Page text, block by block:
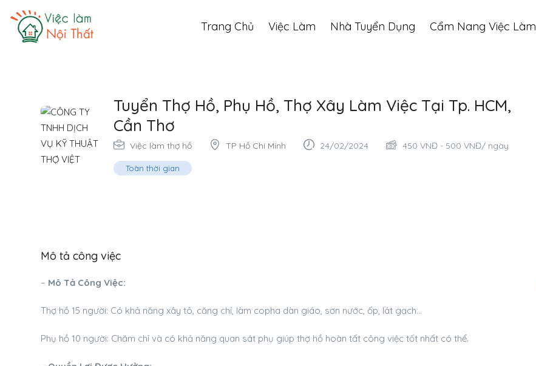
Trang Chủ Việc Làm Nhà Tuyển Dụng Cẩm Nang Việc Làm
Tuyển Thợ Hồ, Phụ Hồ, Thợ Xây Làm Việc Tại Tp. HCM,
Cần Thơ
Việc làm thợ hồ TP Hồ Chí Minh 24/02/2024 450 VNĐ - 500 VNĐ/ ngày
Toàn thời gian
Mô tả công việc
– Mô Tả Công Việc:
Thợ hồ 15 người: Có khả năng xây tô, căng chỉ, làm copha dàn giáo, sơn nước, ốp, lát gạch…
Phụ hồ 10 người: Chăm chỉ và có khả năng quan sát phụ giúp thợ hồ hoàn tất công việc tốt nhất có thể.